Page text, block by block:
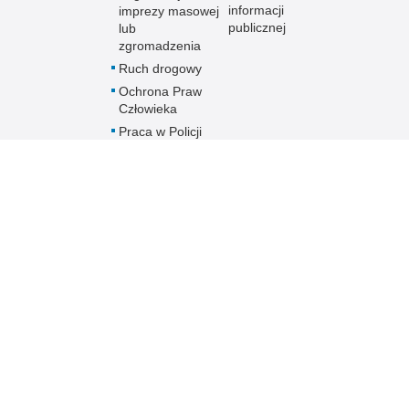
imprezy masowej
lub
zgromadzenia
Ruch drogowy
Ochrona Praw
Człowieka
Praca w Policji
informacji
publicznej